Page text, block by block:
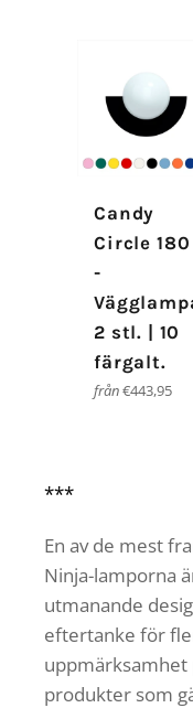
Candy
Circle 180
-
2 stl. | 10
färgalt.
från€443,95
***
En av de mest
Ninja-lamporna
utmanande
eftertanke för
uppmärksamhet
produkter som